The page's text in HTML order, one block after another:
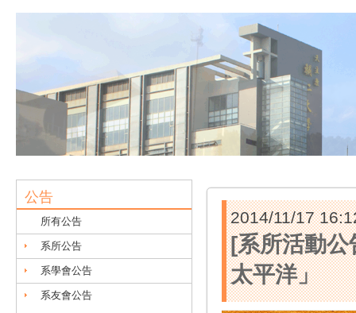
公告
所有公告
系所公告
系學會公告
系友會公告
2014/11/17
[系所活動公
太平洋」